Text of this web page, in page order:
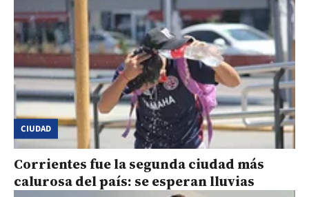
CIUDAD
Corrientes fue la segunda ciudad más
calurosa del país: se esperan lluvias